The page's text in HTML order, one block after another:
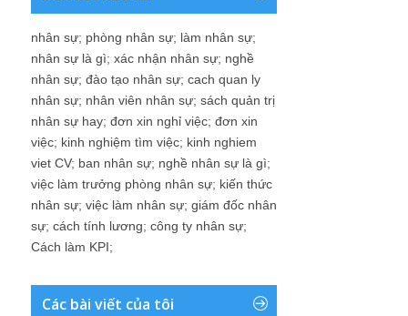
nhân sự; phòng nhân sự; làm nhân sự;
nhân sự là gì; xác nhận nhân sự; nghề
nhân sự; đào tạo nhân sự; cach quan ly
nhân sự; nhân viên nhân sự; sách quản trị
nhân sự hay; đơn xin nghỉ việc; đơn xin
việc; kinh nghiệm tìm việc; kinh nghiem
viet CV; ban nhân sự; nghề nhân sự là gì;
việc làm trưởng phòng nhân sự; kiến thức
nhân sự; việc làm nhân sự; giám đốc nhân
sự; cách tính lương; công ty nhân sự;
Cách làm KPI;
Các bài viết của tôi